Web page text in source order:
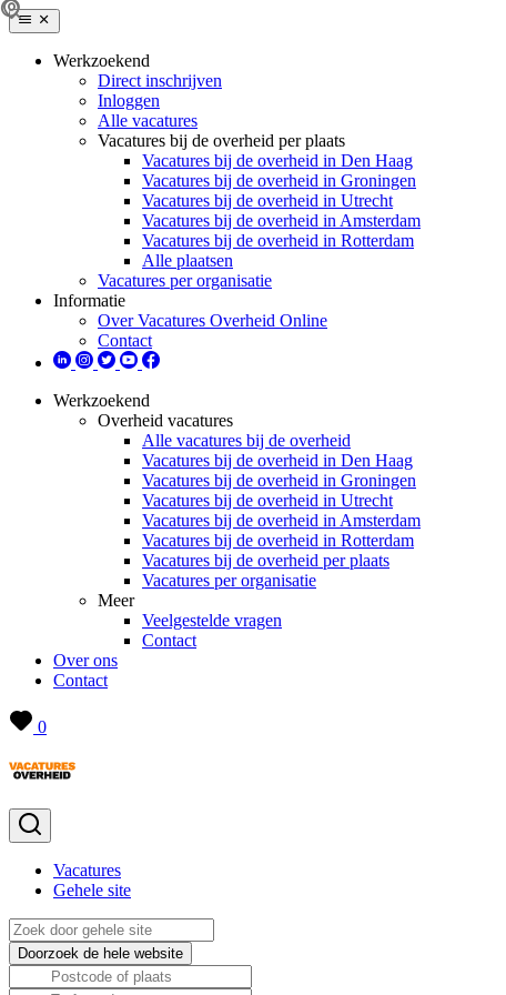
Werkzoekend
Direct inschrijven
Inloggen
Alle vacatures
Vacatures bij de overheid per plaats
Vacatures bij de overheid in Den Haag
Vacatures bij de overheid in Groningen
Vacatures bij de overheid in Utrecht
Vacatures bij de overheid in Amsterdam
Vacatures bij de overheid in Rotterdam
Alle plaatsen
Vacatures per organisatie
Informatie
Over Vacatures Overheid Online
Contact
Werkzoekend
Overheid vacatures
Alle vacatures bij de overheid
Vacatures bij de overheid in Den Haag
Vacatures bij de overheid in Groningen
Vacatures bij de overheid in Utrecht
Vacatures bij de overheid in Amsterdam
Vacatures bij de overheid in Rotterdam
Vacatures bij de overheid per plaats
Vacatures per organisatie
Meer
Veelgestelde vragen
Contact
Over ons
Contact
0
Vacatures
Gehele site